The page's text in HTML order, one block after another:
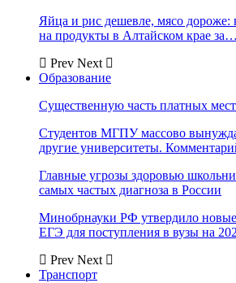
Яйца и рис дешевле, мясо дороже:
на продукты в Алтайском крае за…
Prev Next
Образование
Существенную часть платных мест
Студентов МГПУ массово
другие университеты.
Главные угрозы здоровью
самых частых диагноза в России
Минобрнауки РФ утвердило
ЕГЭ для поступления в вузы на
Prev Next
Транспорт